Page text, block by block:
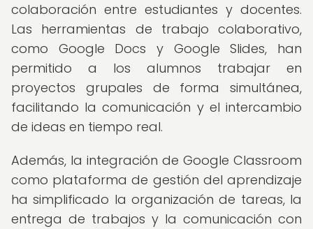
colaboración entre estudiantes y docentes.
Las herramientas de trabajo colaborativo,
como Google Docs y Google Slides, han
permitido a los alumnos trabajar en
proyectos grupales de forma simultánea,
facilitando la comunicación y el intercambio
de ideas en tiempo real.
Además, la integración de Google Classroom
como plataforma de gestión del aprendizaje
ha simplificado la organización de tareas, la
entrega de trabajos y la comunicación con